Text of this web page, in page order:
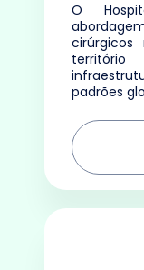
O
cirúrgicos
padrões